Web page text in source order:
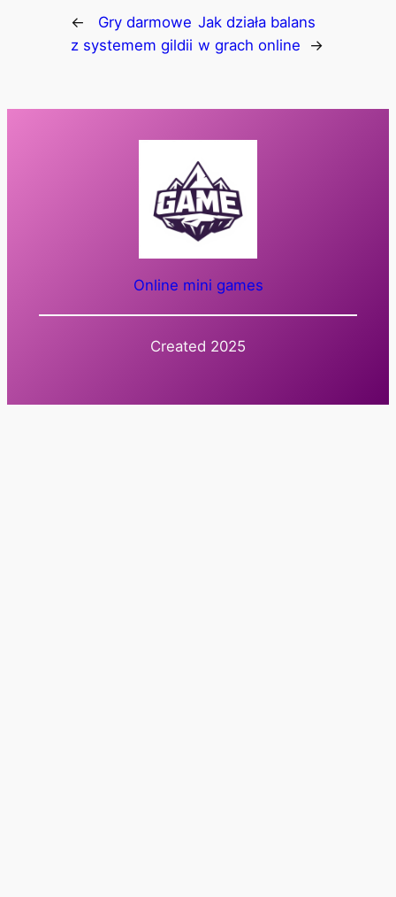
←
Gry darmowe
z systemem gildii
Jak działa balans
w grach online
→
Online mini games
Created 2025